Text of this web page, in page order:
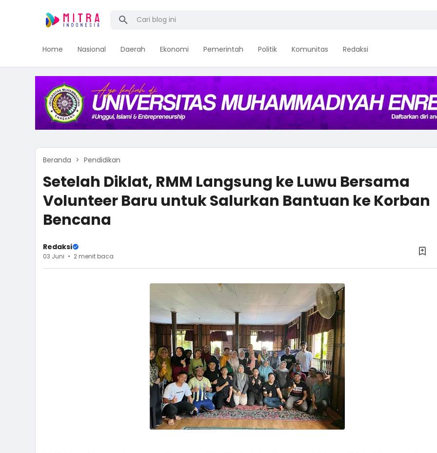
Home Nasional Daerah Ekonomi Pemerintah Politik Komunitas Redaksi
Beranda Pendidikan
Setelah Diklat, RMM Langsung ke Luwu Bersama
Volunteer Baru untuk Salurkan Bantuan ke Korban
Bencana
Redaksi
03 Juni 2 menit baca